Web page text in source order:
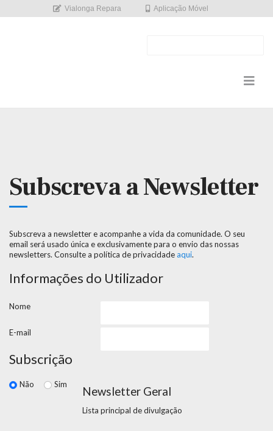
Vialonga Repara Aplicação Móvel
Subscreva a Newsletter
Subscreva a newsletter e acompanhe a vida da comunidade. O seu
email será usado única e exclusivamente para o envio das nossas
newsletters. Consulte a política de privacidadeaqui.
Informações do Utilizador
Nome
E-mail
Subscrição
Não Sim
Newsletter Geral
Lista principal de divulgação